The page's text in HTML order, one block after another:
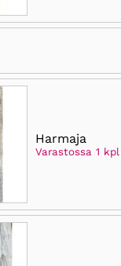
Harmaja
Varastossa 1 kpl